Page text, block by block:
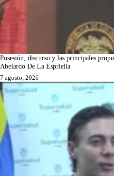
Posesión, discurso y las principales
Abelardo De La Espriella
7 agosto, 2026